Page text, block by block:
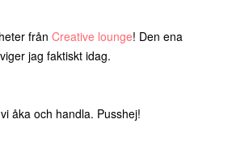
från Creative lounge! Den ena
jag faktiskt idag.
åka och handla. Pusshej!